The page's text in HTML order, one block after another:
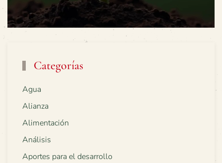
Categorías
Agua
Alianza
Alimentación
Análisis
Aportes para el desarrollo